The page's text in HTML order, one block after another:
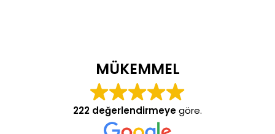
MÜKEMMEL
222 değerlendirmeyegöre.